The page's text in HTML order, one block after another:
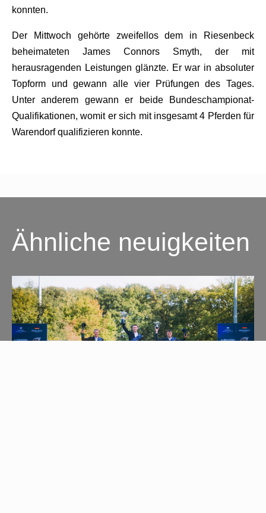
konnten.
Der Mittwoch gehörte zweifellos dem in Riesenbeck
beheimateten James Connors Smyth, der mit
herausragenden Leistungen glänzte. Er war in absoluter
Topform und gewann alle vier Prüfungen des Tages.
Unter anderem gewann er beide Bundeschampionat-
Qualifikationen, womit er sich mit insgesamt 4 Pferden für
Warendorf qualifizieren konnte.
Ähnliche neuigkeiten